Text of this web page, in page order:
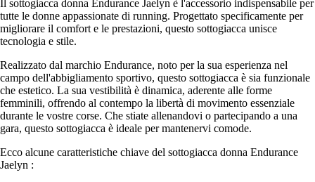
Il sottogiacca donna Endurance Jaelyn è l'accessorio indispensabile per
tutte le donne appassionate di running. Progettato specificamente per
migliorare il comfort e le prestazioni, questo sottogiacca unisce
tecnologia e stile.
Realizzato dal marchio Endurance, noto per la sua esperienza nel
campo dell'abbigliamento sportivo, questo sottogiacca è sia funzionale
che estetico. La sua vestibilità è dinamica, aderente alle forme
femminili, offrendo al contempo la libertà di movimento essenziale
durante le vostre corse. Che stiate allenandovi o partecipando a una
gara, questo sottogiacca è ideale per mantenervi comode.
Ecco alcune caratteristiche chiave del sottogiacca donna Endurance
Jaelyn :